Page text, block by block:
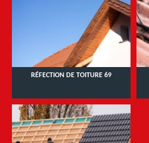
RÉFECTION DE TOITURE 69